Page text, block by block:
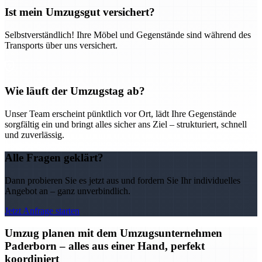
Ist mein Umzugsgut versichert?
Selbstverständlich! Ihre Möbel und Gegenstände sind während des
Transports über uns versichert.
Wie läuft der Umzugstag ab?
Unser Team erscheint pünktlich vor Ort, lädt Ihre Gegenstände
sorgfältig ein und bringt alles sicher ans Ziel – strukturiert, schnell
und zuverlässig.
Alle Fragen geklärt?
Dann probieren Sie es jetzt aus und fordern Sie Ihr individuelles
Angebot an – ganz unverbindlich.
Jetzt Anfrage starten
Umzug planen mit dem Umzugsunternehmen
Paderborn – alles aus einer Hand, perfekt
koordiniert